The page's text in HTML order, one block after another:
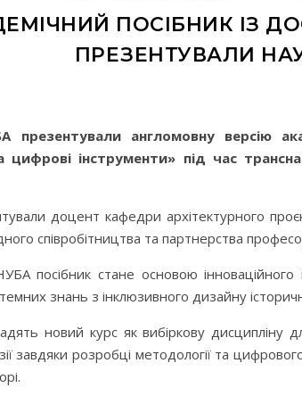
ПОСІБНИК ІЗ
ПРЕЗЕНТУВАЛИ
презентували англомовну версію
цифрові інструменти» під час
доцент кафедри архітектурного
співробітництва та партнерства
посібник стане основою інноваційного
знань з інклюзивного дизайну
новий курс як вибіркову дисципліну
завдяки розробці методології та